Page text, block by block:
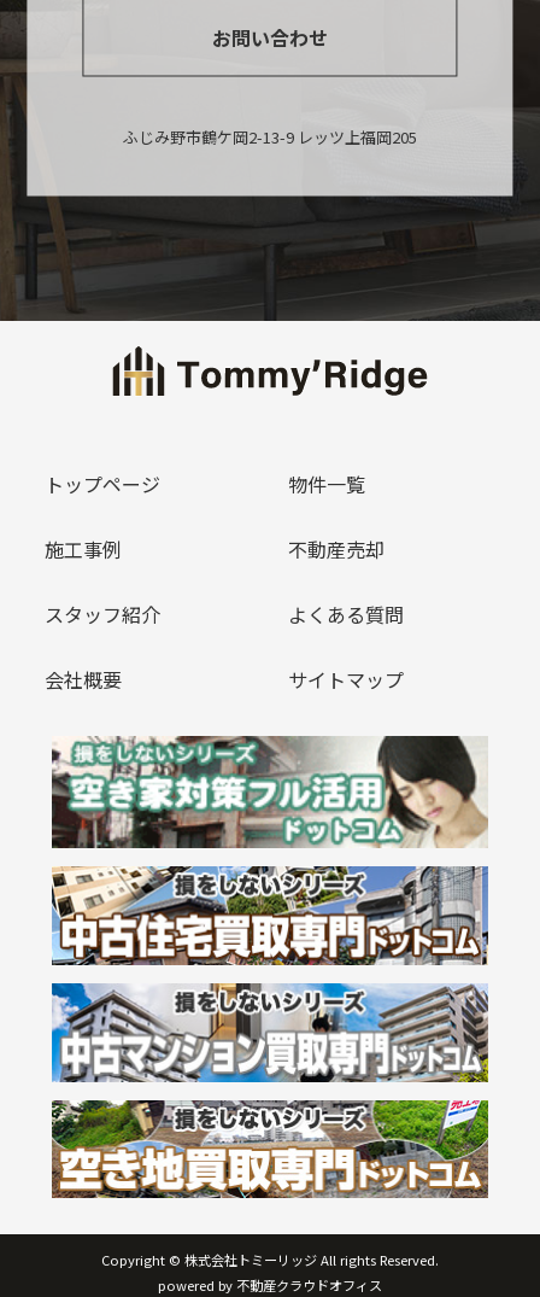
お問い合わせ
ふじみ野市鶴ケ岡2-13-9 レッツ上福岡205
トップページ 物件一覧
施工事例 不動産売却
スタッフ紹介 よくある質問
会社概要 サイトマップ
Copyright © 株式会社トミーリッジ All rights Reserved.
powered by 不動産クラウドオフィス